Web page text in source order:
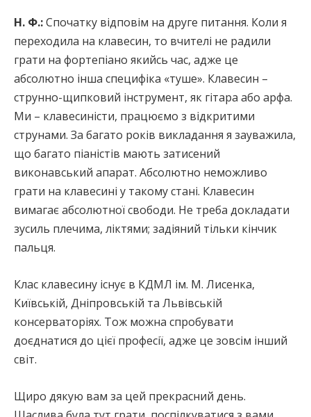
Н. Ф.:Спочатку відповім на друге питання. Коли я
переходила на клавесин, то вчителі не радили
грати на фортепіано якийсь час, адже це
абсолютно інша специфіка «туше». Клавесин –
струнно-щипковий інструмент, як гітара або арфа.
Ми – клавесиністи, працюємо з відкритими
струнами. За багато років викладання я зауважила,
що багато піаністів мають затисений
виконавський апарат. Абсолютно неможливо
грати на клавесині у такому стані. Клавесин
вимагає абсолютної свободи. Не треба докладати
зусиль плечима, ліктями; задіяний тільки кінчик
пальця.
Клас клавесину існує в КДМЛ ім. М. Лисенка,
Київській, Дніпровській та Львівській
консерваторіях. Тож можна спробувати
доєднатися до цієї професії, адже це зовсім інший
світ.
Щиро дякую вам за цей прекрасний день.